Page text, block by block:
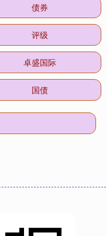
债券
评级
卓盛国际
国债